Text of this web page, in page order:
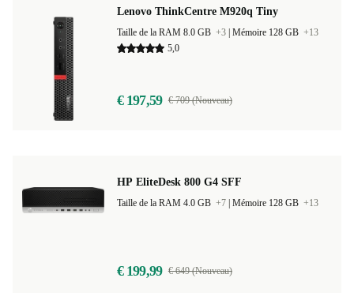
Lenovo ThinkCentre M920q Tiny
Taille de la RAM 8.0 GB +3 Mémoire 128 GB +13
5,0
€ 197,59 € 709 (Nouveau)
HP EliteDesk 800 G4 SFF
Taille de la RAM 4.0 GB +7 Mémoire 128 GB +13
€ 199,99 € 649 (Nouveau)